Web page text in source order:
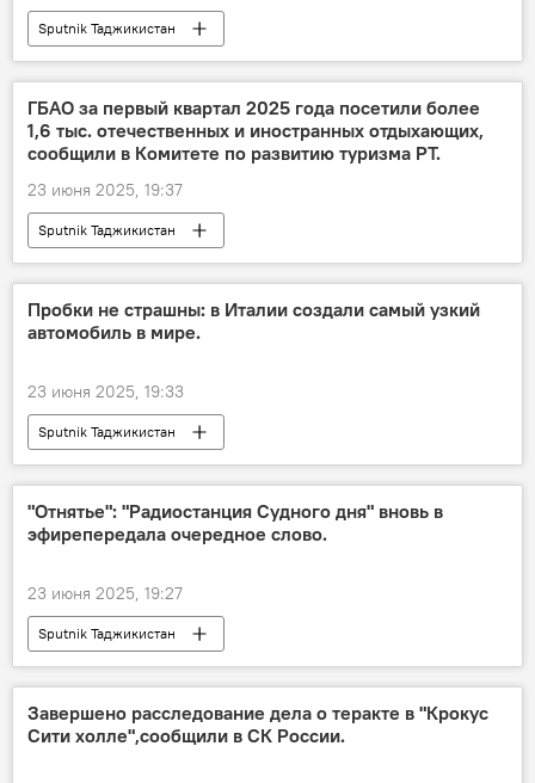
Sputnik Таджикистан
ГБАО за первый квартал 2025 года посетили более
1,6 тыс. отечественных и иностранных отдыхающих,
сообщили в Комитете по развитию туризма РТ.
23 июня 2025, 19:37
Sputnik Таджикистан
Пробки не страшны: в Италии создали самый узкий
автомобиль в мире.
23 июня 2025, 19:33
Sputnik Таджикистан
"Отнятье": "Радиостанция Судного дня" вновь в
эфирепередала очередное слово.
23 июня 2025, 19:27
Sputnik Таджикистан
Завершено расследование дела о теракте в "Крокус
Сити холле",сообщили в СК России.